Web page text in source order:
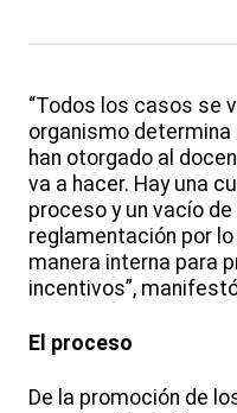
“Todos los casos se
organismo
han otorgado al
va a hacer. Hay una
proceso y un vacío
reglamentación por
manera interna para
incentivos”,
El proceso
De la promoción de